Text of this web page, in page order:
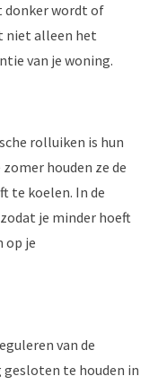
donker wordt of
niet alleen het
van je woning.
rolluiken is hun
houden ze de
te koelen. In de
je minder hoeft
op je
van de
gesloten te houden in